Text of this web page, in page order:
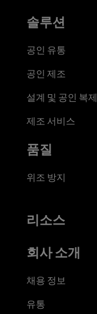
솔루션
공인 유통
공인 제조
설계 및 공인 복제
제조 서비스
품질
위조 방지
리소스
회사 소개
채용 정보
유통